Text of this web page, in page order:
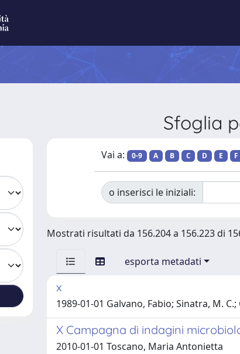
Sfoglia
Vai a: 0-9 A B C D E F
o inserisci le iniziali:
Mostrati risultati da 156.204 a 156.223 di
esporta metadati
x
1989-01-01 Galvano, Fabio; Sinatra, M. C.;
X Campagna di indagini
2010-01-01 Toscano, Maria Antonietta